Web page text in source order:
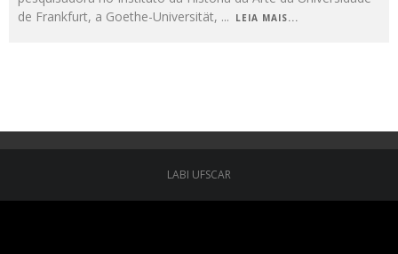
de Frankfurt, a Goethe-Universität, ... LEIA MAIS...
LABI UFSCAR